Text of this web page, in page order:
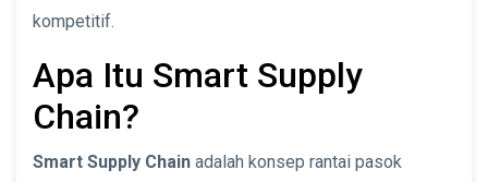
kompetitif.
Apa Itu Smart Supply
Chain?
Smart Supply Chain adalah konsep rantai pasok